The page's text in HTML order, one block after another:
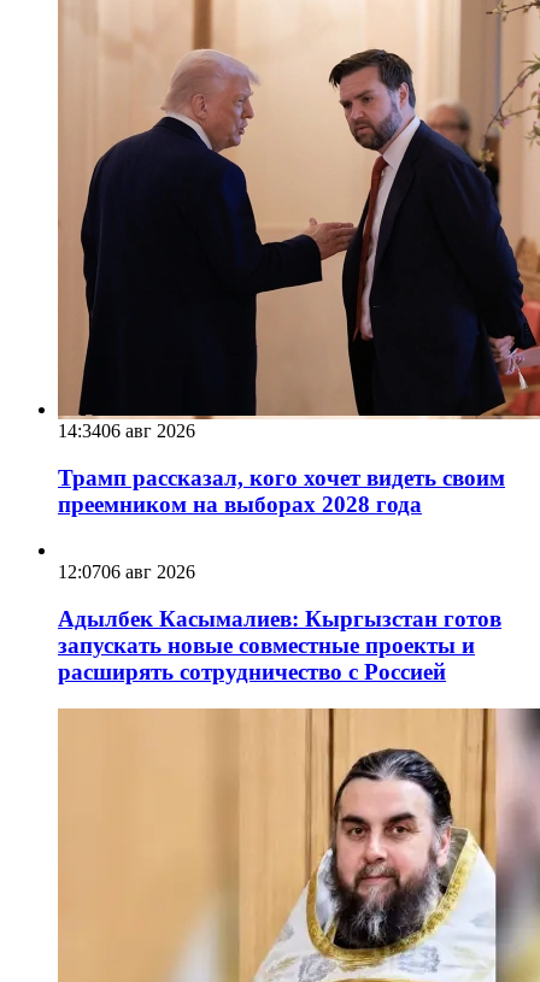
14:3406 авг 2026
Трамп рассказал, кого хочет видеть своим
преемником на выборах 2028 года
12:0706 авг 2026
Адылбек Касымалиев: Кыргызстан готов
запускать новые совместные проекты и
расширять сотрудничество с Россией